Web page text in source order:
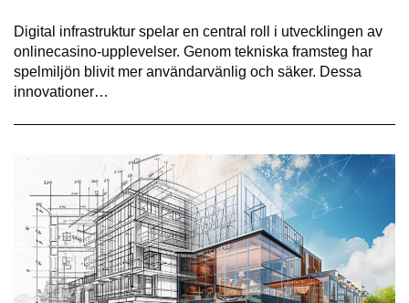
Digital infrastruktur spelar en central roll i utvecklingen av
onlinecasino-upplevelser. Genom tekniska framsteg har
spelmiljön blivit mer användarvänlig och säker. Dessa
innovationer…